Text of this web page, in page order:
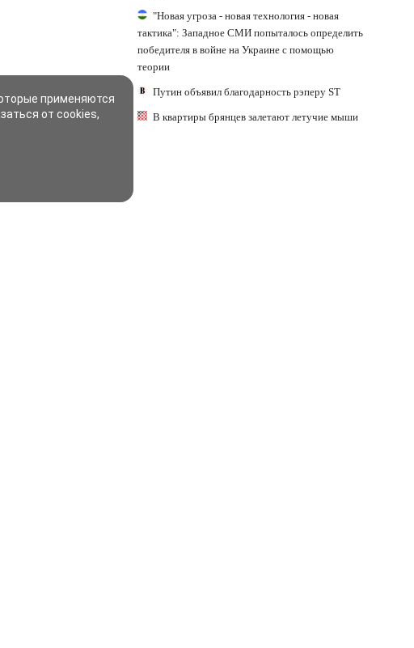
"Новая угроза - новая технология - новая
тактика": Западное СМИ попыталось определить
победителя в войне на Украине с помощью
теории
Путин объявил благодарность рэперу ST
В квартиры брянцев залетают летучие мыши
применяются
от cookies,